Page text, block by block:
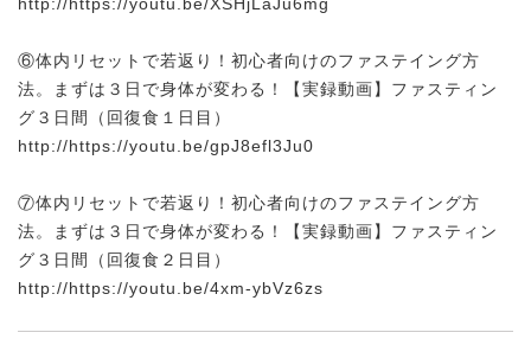
⑥体内リセットで若返り！初心者向けのファステイング方
法。まずは３日で身体が変わる！【実録動画】ファスティン
グ３日間（回復食１日目）
http://https://youtu.be/gpJ8efl3Ju0
⑦体内リセットで若返り！初心者向けのファステイング方
法。まずは３日で身体が変わる！【実録動画】ファスティン
グ３日間（回復食２日目）
http://https://youtu.be/4xm-ybVz6zs